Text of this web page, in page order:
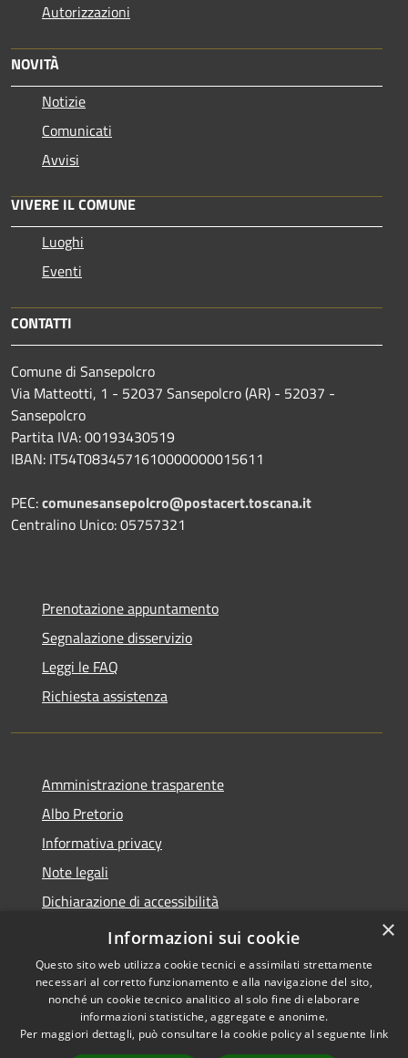
Autorizzazioni
NOVITÀ
Notizie
Comunicati
Avvisi
VIVERE IL COMUNE
Luoghi
Eventi
CONTATTI
Comune di Sansepolcro
Via Matteotti, 1 - 52037 Sansepolcro (AR) - 52037 -
Sansepolcro
Partita IVA: 00193430519
IBAN: IT54T0834571610000000015611
PEC:comunesansepolcro@postacert.toscana.it
Centralino Unico: 05757321
Prenotazione appuntamento
Segnalazione disservizio
Leggi le FAQ
Richiesta assistenza
Amministrazione trasparente
Albo Pretorio
Informativa privacy
Note legali
Dichiarazione di accessibilità
Piano di miglioramento dei servizi
Accessibilità
Copyright © 2026 • Comune di
Sansepolcro • Powered by
×
Informazioni sui cookie
Questo sito web utilizza cookie tecnici e assimilati strettamente
necessari al corretto funzionamento e alla navigazione del sito,
nonché un cookie tecnico analitico al solo fine di elaborare
informazioni statistiche, aggregate e anonime.
Per maggiori dettagli, può consultare la cookie policy al seguente link